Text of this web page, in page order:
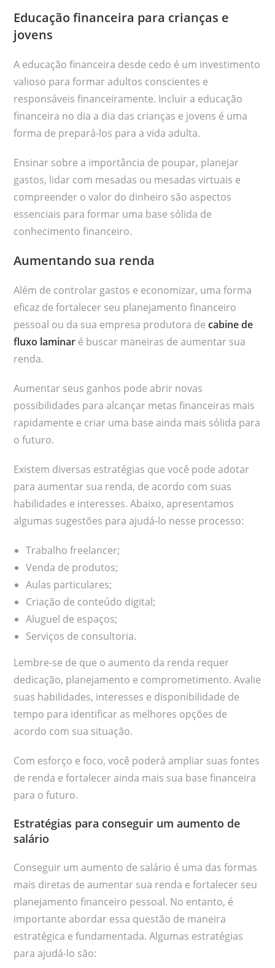
Educação financeira para crianças e
jovens
A educação financeira desde cedo é um investimento
valioso para formar adultos conscientes e
responsáveis financeiramente. Incluir a educação
financeira no dia a dia das crianças e jovens é uma
forma de prepará-los para a vida adulta.
Ensinar sobre a importância de poupar, planejar
gastos, lidar com mesadas ou mesadas virtuais e
compreender o valor do dinheiro são aspectos
essenciais para formar uma base sólida de
conhecimento financeiro.
Aumentando sua renda
Além de controlar gastos e economizar, uma forma
eficaz de fortalecer seu planejamento financeiro
pessoal ou da sua empresa produtora decabine de
fluxo laminar é buscar maneiras de aumentar sua
renda.
Aumentar seus ganhos pode abrir novas
possibilidades para alcançar metas financeiras mais
rapidamente e criar uma base ainda mais sólida para
o futuro.
Existem diversas estratégias que você pode adotar
para aumentar sua renda, de acordo com suas
habilidades e interesses. Abaixo, apresentamos
algumas sugestões para ajudá-lo nesse processo:
Trabalho freelancer;
Venda de produtos;
Aulas particulares;
Criação de conteúdo digital;
Aluguel de espaços;
Serviços de consultoria.
Lembre-se de que o aumento da renda requer
dedicação, planejamento e comprometimento. Avalie
suas habilidades, interesses e disponibilidade de
tempo para identificar as melhores opções de
acordo com sua situação.
Com esforço e foco, você poderá ampliar suas fontes
de renda e fortalecer ainda mais sua base financeira
para o futuro.
Estratégias para conseguir um aumento de
salário
Conseguir um aumento de salário é uma das formas
mais diretas de aumentar sua renda e fortalecer seu
planejamento financeiro pessoal. No entanto, é
importante abordar essa questão de maneira
estratégica e fundamentada. Algumas estratégias
para ajudá-lo são: